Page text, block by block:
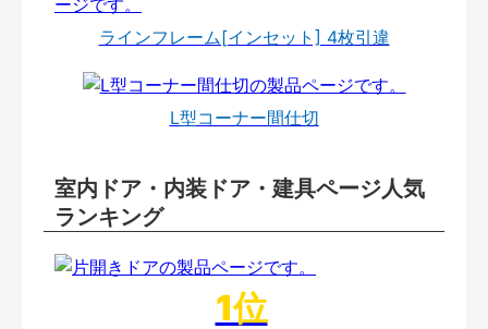
ラインフレーム[インセット] 4枚引違
L型コーナー間仕切
室内ドア・内装ドア・建具ページ人気
ランキング